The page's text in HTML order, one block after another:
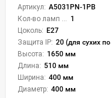
Артикул: A5031PN-1PB
1
Цоколь: E27
Защита IP: 20 (для сухих пом.)
Высота: 1650 мм
Длина: 510 мм
Ширина: 400 мм
Диаметр: 400 мм